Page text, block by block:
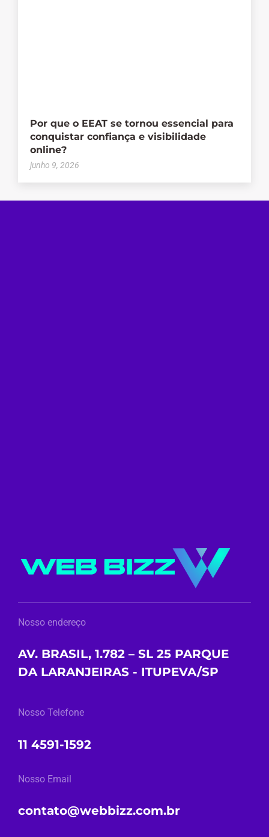
Por que o EEAT se tornou essencial para
conquistar confiança e visibilidade
online?
junho 9, 2026
Nosso endereço
AV. BRASIL, 1.782 – SL 25 PARQUE
DA LARANJEIRAS - ITUPEVA/SP
Nosso Telefone
11 4591-1592
Nosso Email
contato@webbizz.com.br